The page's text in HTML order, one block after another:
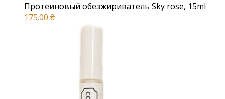
Протеиновый обезжириватель Sky rose, 15ml
175.00 ₴